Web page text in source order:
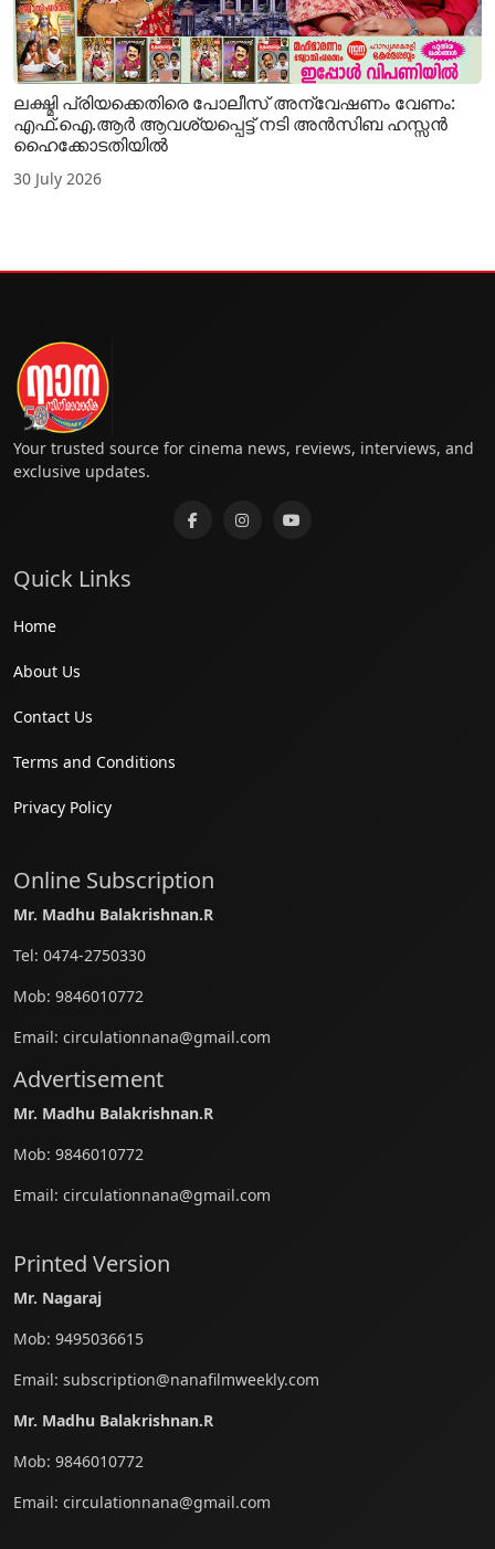
ലക്ഷ്മി പ്രിയക്കെതിരെ പോലീസ് അന്വേഷണം വേണം:
എഫ്.ഐ.ആർ ആവശ്യപ്പെട്ട് നടി അൻസിബ ഹസ്സൻ
ഹൈക്കോടതിയിൽ
30 July 2026
Your trusted source for cinema news, reviews, interviews, and
exclusive updates.
Quick Links
Home
About Us
Contact Us
Terms and Conditions
Privacy Policy
Online Subscription
Mr. Madhu Balakrishnan.R
Tel: 0474-2750330
Mob: 9846010772
Email: circulationnana@gmail.com
Advertisement
Mr. Madhu Balakrishnan.R
Mob: 9846010772
Email: circulationnana@gmail.com
Printed Version
Mr. Nagaraj
Mob: 9495036615
Email: subscription@nanafilmweekly.com
Mr. Madhu Balakrishnan.R
Mob: 9846010772
Email: circulationnana@gmail.com